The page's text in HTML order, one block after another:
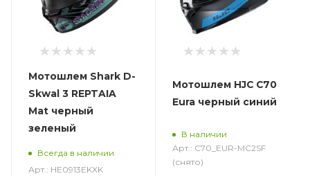
Мотошлем Shark D-
Skwal 3 REPTAIA
Mat черный
зеленый
Всегда в наличии
Арт.: HE0913EKXK
Мотошлем HJC C70
Eura черный синий
В наличии
Арт.: C70_EUR-MC2SF
(снято)